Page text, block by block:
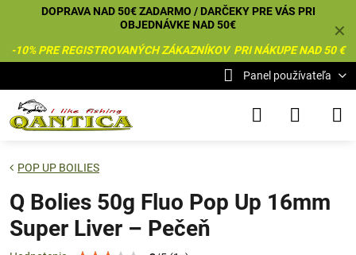
✕
DOPRAVA NAD 50€ ZADARMO / DARČEKY PRE VÁS PRI
OBJEDNÁVKE NAD 50€
-10% PRE REGISTROVANÝCH ZÁKAZNÍKOV PRI NÁKUPE NAD 50 €
Panel používateľa
POP UP BOILIES
Q Bolies 50g Fluo Pop Up 16mm
Super Liver – Pečeň